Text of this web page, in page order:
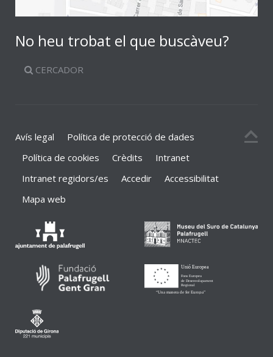
No heu trobat el que buscàveu?
CERCADOR
Avís legal
Política de protecció de dades
Política de cookies
Crèdits
Intranet
Intranet regidors/es
Accedir
Accessibilitat
Mapa web